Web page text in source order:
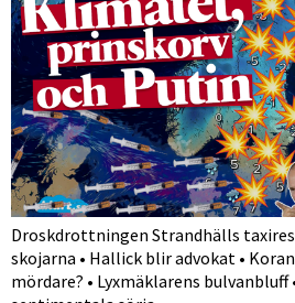
Droskdrottningen Strandhälls
skojarna • Hallick blir advokat •
mördare? • Lyxmäklarens bulvanbluff